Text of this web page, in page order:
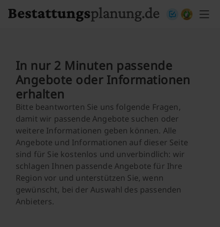
In nur 2 Minuten passende
Angebote oder Informationen
erhalten
Bitte beantworten Sie uns folgende Fragen,
damit wir passende Angebote suchen oder
weitere Informationen geben können. Alle
Angebote und Informationen auf dieser Seite
sind für Sie kostenlos und unverbindlich: wir
schlagen Ihnen passende Angebote für Ihre
Region vor und unterstützen Sie, wenn
gewünscht, bei der Auswahl des passenden
Anbieters.